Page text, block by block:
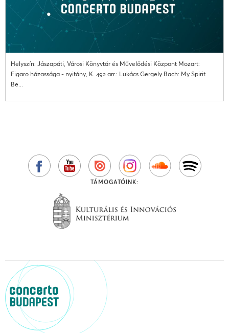
Helyszín: Jászapáti, Városi Könyvtár és Művelődési Központ Mozart:
Figaro házassága - nyitány, K. 492 arr.: Lukács Gergely Bach: My Spirit
Be...
TÁMOGATÓINK: